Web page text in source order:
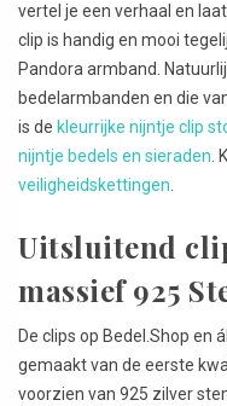
vertel je een verhaal en
clip is handig en mooi
Pandora armband.
bedelarmbanden en die
is de kleurrijke nijntje clip
nijntje bedels en sieraden
veiligheidskettingen
Uitsluitend
massief 925
De clips op Bedel.Shop en
gemaakt van de eerste
voorzien van 925 zilver